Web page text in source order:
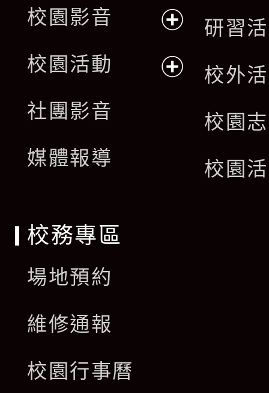
校園影音
開
校園活動
社團影音
媒體報導
研習
校外
校園
校園
校務專區
場地預約
維修通報
校園行事曆